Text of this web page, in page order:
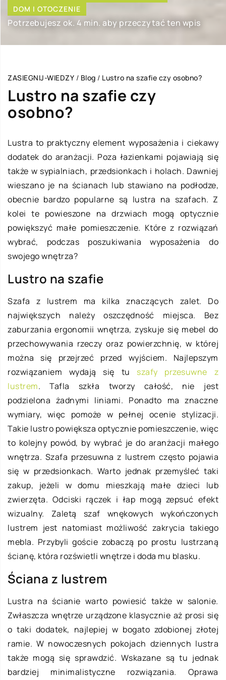
DOM I OTOCZENIE
Potrzebujesz ok. 4 min. aby przeczytać ten wpis
ZASIEGNIJ-WIEDZY / Blog / Lustro na szafie czy osobno?
Lustro na szafie czy
osobno?
Lustra to praktyczny element wyposażenia i ciekawy
dodatek do aranżacji. Poza łazienkami pojawiają się
także w sypialniach, przedsionkach i holach. Dawniej
wieszano je na ścianach lub stawiano na podłodze,
obecnie bardzo popularne są lustra na szafach. Z
kolei te powieszone na drzwiach mogą optycznie
powiększyć małe pomieszczenie. Które z rozwiązań
wybrać, podczas poszukiwania wyposażenia do
swojego wnętrza?
Lustro na szafie
Szafa z lustrem ma kilka znaczących zalet. Do
największych należy oszczędność miejsca. Bez
zaburzania ergonomii wnętrza, zyskuje się mebel do
przechowywania rzeczy oraz powierzchnię, w której
można się przejrzeć przed wyjściem. Najlepszym
rozwiązaniem wydają się tu szafy przesuwne z
lustrem. Tafla szkła tworzy całość, nie jest
podzielona żadnymi liniami. Ponadto ma znaczne
wymiary, więc pomoże w pełnej ocenie stylizacji.
Takie lustro powiększa optycznie pomieszczenie, więc
to kolejny powód, by wybrać je do aranżacji małego
wnętrza. Szafa przesuwna z lustrem często pojawia
się w przedsionkach. Warto jednak przemyśleć taki
zakup, jeżeli w domu mieszkają małe dzieci lub
zwierzęta. Odciski rączek i łap mogą zepsuć efekt
wizualny. Zaletą szaf wnękowych wykończonych
lustrem jest natomiast możliwość zakrycia takiego
mebla. Przybyli goście zobaczą po prostu lustrzaną
ścianę, która rozświetli wnętrze i doda mu blasku.
Ściana z lustrem
Lustra na ścianie warto powiesić także w salonie.
Zwłaszcza wnętrze urządzone klasycznie aż prosi się
o taki dodatek, najlepiej w bogato zdobionej złotej
ramie. W nowoczesnych pokojach dziennych lustra
także mogą się sprawdzić. Wskazane są tu jednak
bardziej minimalistyczne rozwiązania. Oprawa